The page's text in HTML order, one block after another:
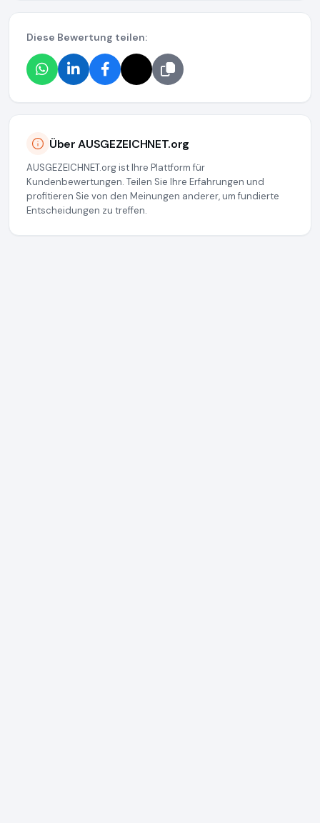
Diese Bewertung teilen:
Über AUSGEZEICHNET.org
AUSGEZEICHNET.org ist Ihre Plattform für
Kundenbewertungen. Teilen Sie Ihre Erfahrungen und
profitieren Sie von den Meinungen anderer, um fundierte
Entscheidungen zu treffen.